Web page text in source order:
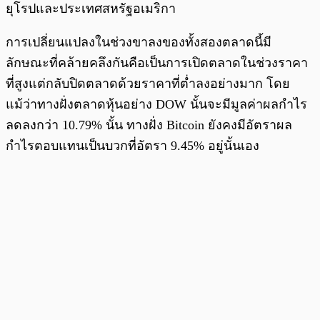
ยุโรปและประเทศสหรัฐอเมริกา
การเปลี่ยนแปลงในช่วงขาลงของทั้งสองตลาดนี้มี
ลักษณะที่คล้ายคลึงกันคือเป็นการเปิดตลาดในช่วงราคา
ที่สูงแต่กลับปิดตลาดด้วยราคาที่ต่ำลงอย่างมาก โดย
แม้ว่าทางฝั่งตลาดหุ้นอย่าง DOW นั้นจะมีมูลค่าผลกำไร
ลดลงกว่า 10.79% นั้น ทางฝั่ง Bitcoin ยังคงมีอัตราผล
กำไรตอบแทนเป็นบวกที่อัตรา 9.45% อยู่นั้นเอง